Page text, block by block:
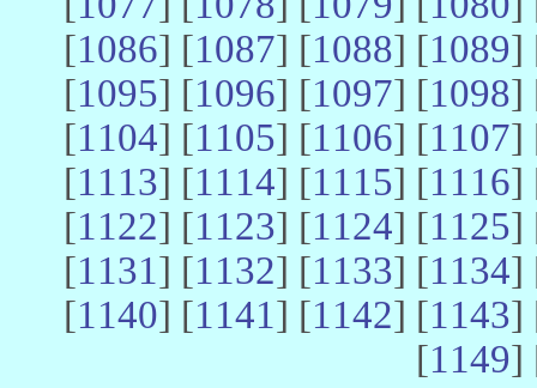
[1086] [1087] [1088] [1089]
[1095] [1096] [1097] [1098]
[1104] [1105] [1106] [1107]
[1113] [1114] [1115] [1116]
[1122] [1123] [1124] [1125]
[1131] [1132] [1133] [1134]
[1140] [1141] [1142] [1143]
[1149]